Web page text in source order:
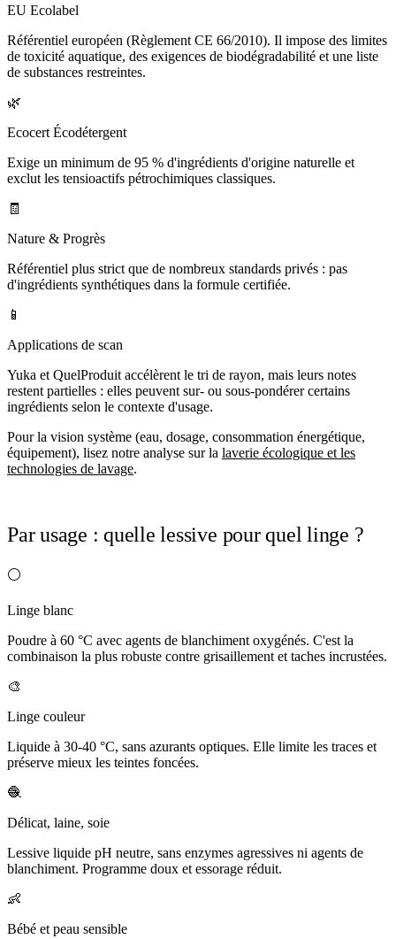
EU Ecolabel
Référentiel européen (Règlement CE 66/2010). Il impose des limites
de toxicité aquatique, des exigences de biodégradabilité et une liste
de substances restreintes.
🌿
Ecocert Écodétergent
Exige un minimum de 95 % d'ingrédients d'origine naturelle et
exclut les tensioactifs pétrochimiques classiques.
🧾
Nature & Progrès
Référentiel plus strict que de nombreux standards privés : pas
d'ingrédients synthétiques dans la formule certifiée.
📱
Applications de scan
Yuka et QuelProduit accélèrent le tri de rayon, mais leurs notes
restent partielles : elles peuvent sur- ou sous-pondérer certains
ingrédients selon le contexte d'usage.
Pour la vision système (eau, dosage, consommation énergétique,
équipement), lisez notre analyse sur la laverie écologique et les
technologies de lavage.
Par usage : quelle lessive pour quel linge ?
⚪
Linge blanc
Poudre à 60 °C avec agents de blanchiment oxygénés. C'est la
combinaison la plus robuste contre grisaillement et taches incrustées.
🎨
Linge couleur
Liquide à 30-40 °C, sans azurants optiques. Elle limite les traces et
préserve mieux les teintes foncées.
🧶
Délicat, laine, soie
Lessive liquide pH neutre, sans enzymes agressives ni agents de
blanchiment. Programme doux et essorage réduit.
👶
Bébé et peau sensible